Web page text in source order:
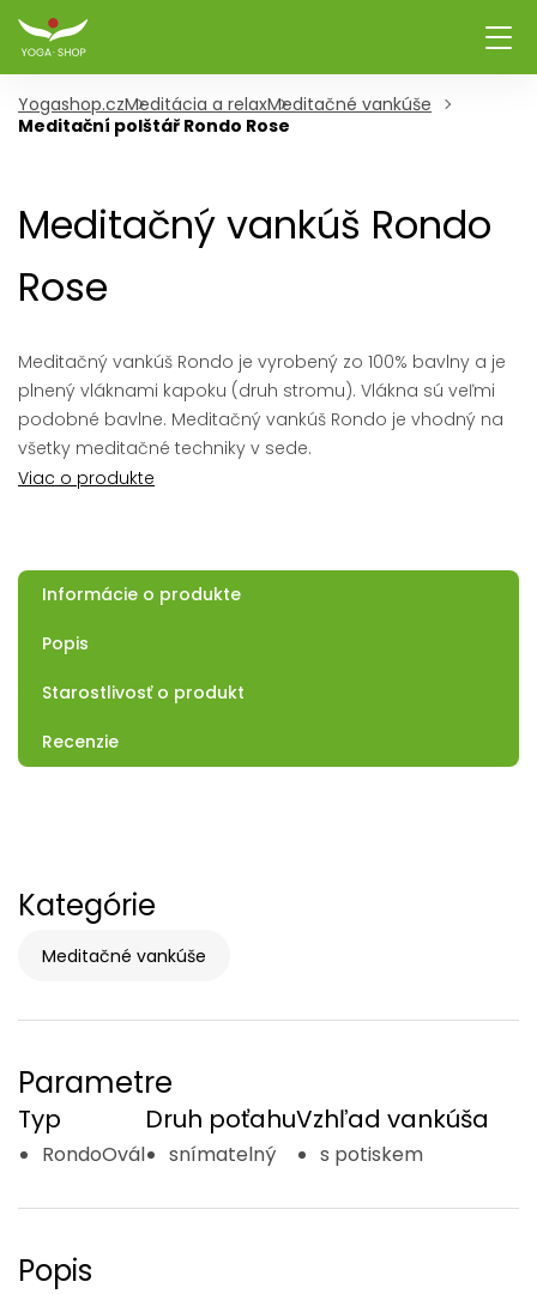
Yogashop.czMeditácia a relaxMeditačné vankúše
Meditační polštář Rondo Rose
Meditačný vankúš Rondo
Rose
Meditačný vankúš Rondo je vyrobený zo 100% bavlny a je
plnený vláknami kapoku (druh stromu). Vlákna sú veľmi
podobné bavlne. Meditačný vankúš Rondo je vhodný na
všetky meditačné techniky v sede.
Viac o produkte
Informácie o produkte
Popis
Starostlivosť o produkt
Recenzie
Kategórie
Meditačné vankúše
Parametre
Typ
RondoOvál
Druh poťahu
snímatelný
Vzhľad vankúša
s potiskem
Popis